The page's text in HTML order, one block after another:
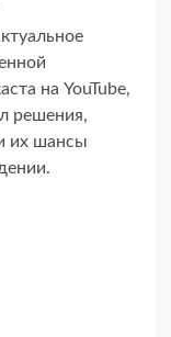
на YouTube,
решения,
их шансы